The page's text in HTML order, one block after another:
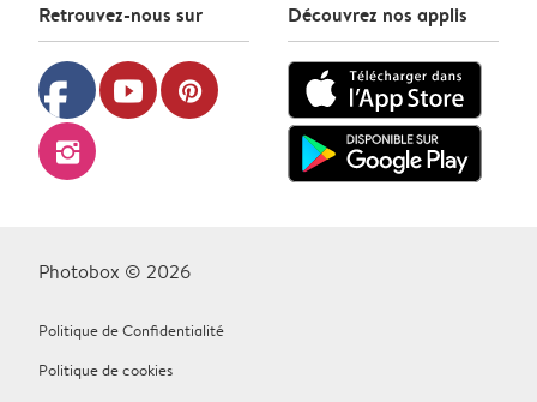
Retrouvez-nous sur
facebook youtube pinterest
instagram
Découvrez nos applis
Photobox © 2026
Politique de Confidentialité
Politique de cookies